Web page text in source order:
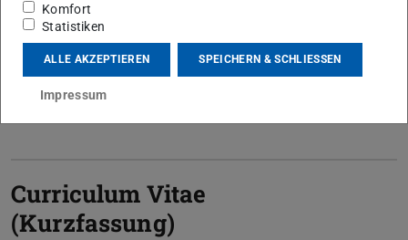
Energie- und Klimapolitik
Lokale und regionale Politik
Vergleichende Methoden, insb. QCA
Politische Institutionen
Curriculum Vitae
(Kurzfassung)
Komfort
Statistiken
ALLE AKZEPTIEREN SPEICHERN & SCHLIESSEN
Impressum